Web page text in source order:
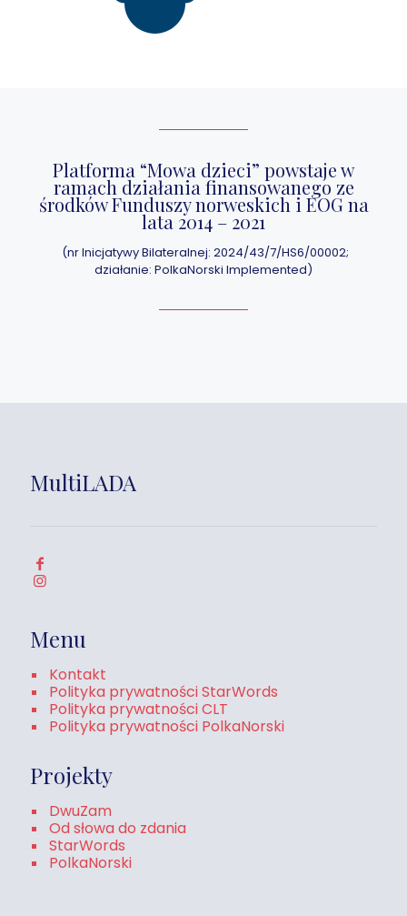
Platforma “Mowa dzieci” powstaje w
ramach działania finansowanego ze
środków Funduszy norweskich i EOG na
lata 2014 – 2021
(nr Inicjatywy Bilateralnej: 2024/43/7/HS6/00002;
działanie: PolkaNorski Implemented)
MultiLADA
Menu
Kontakt
Polityka prywatności StarWords
Polityka prywatności CLT
Polityka prywatności PolkaNorski
Projekty
DwuZam
Od słowa do zdania
StarWords
PolkaNorski